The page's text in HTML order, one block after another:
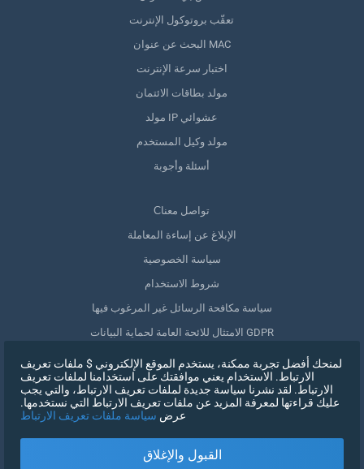
تعقّب بروتوكول الإنترنت
البحث عن عنوان MAC
اختبار سرعة الإنترنت
مولد بطاقات الائتمان
مولد IP عشوائي
مولد وكيل المستخدم
أسئلة وأجوبة
Сتواصل معنا
الإبلاغ عن إساءة المعاملة
سياسة الخصوصية
شروط الاستخدام
سياسة مكافحة الرسائل غير المرغوب فيها
الامتثال للائحة العامة لحماية البيانات GDPR
حذف بياناتي
سحب الموافقة
لمنحك أفضل تجربة ممكنة، يستخدم الموقع الإلكتروني $ ملفات تعريف
الارتباط. الاستخدام يعني موافقتك على استخدامنا لملفات تعريف
الارتباط. لقد نشرنا سياسة جديدة لملفات تعريف الارتباط، والتي يجب
عليك قراءتها لمعرفة المزيد عن ملفات تعريف الارتباط التي نستخدمها.
عرض سياسة ملفات تعريف الارتباط
القبول والإغلاق